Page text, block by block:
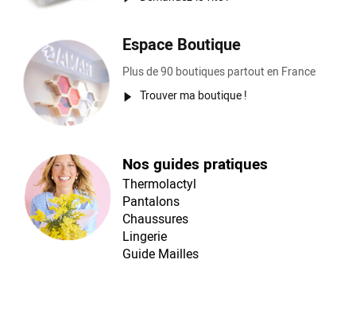
Espace Boutique
Plus de 90 boutiques partout en France
Trouver ma boutique !
Nos guides pratiques
Thermolactyl
Pantalons
Chaussures
Lingerie
Guide Mailles